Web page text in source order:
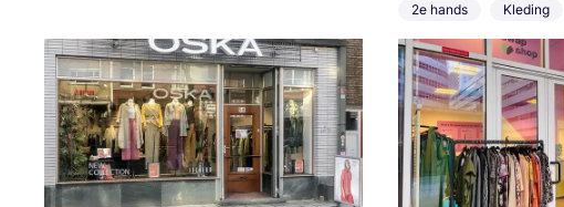
2e hands Kleding